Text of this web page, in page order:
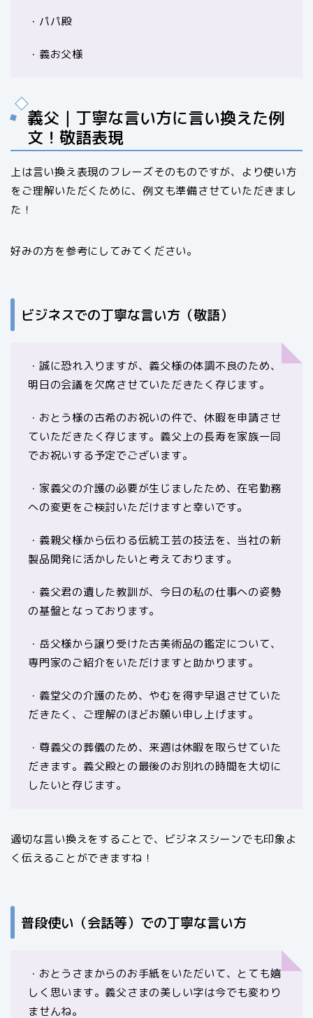
・パパ殿
・義お父様
義父｜丁寧な言い方に言い換えた例
文！敬語表現
上は言い換え表現のフレーズそのものですが、より使い方
をご理解いただくために、例文も準備させていただきまし
た！
好みの方を参考にしてみてください。
ビジネスでの丁寧な言い方（敬語）
・誠に恐れ入りますが、義父様の体調不良のため、
明日の会議を欠席させていただきたく存じます。
・おとう様の古希のお祝いの件で、休暇を申請させ
ていただきたく存じます。義父上の長寿を家族一同
でお祝いする予定でございます。
・家義父の介護の必要が生じましたため、在宅勤務
への変更をご検討いただけますと幸いです。
・義親父様から伝わる伝統工芸の技法を、当社の新
製品開発に活かしたいと考えております。
・義父君の遺した教訓が、今日の私の仕事への姿勢
の基盤となっております。
・岳父様から譲り受けた古美術品の鑑定について、
専門家のご紹介をいただけますと助かります。
・義堂父の介護のため、やむを得ず早退させていた
だきたく、ご理解のほどお願い申し上げます。
・尊義父の葬儀のため、来週は休暇を取らせていた
だきます。義父殿との最後のお別れの時間を大切に
したいと存じます。
適切な言い換えをすることで、ビジネスシーンでも印象よ
く伝えることができますね！
普段使い（会話等）での丁寧な言い方
・おとうさまからのお手紙をいただいて、とても嬉
しく思います。義父さまの美しい字は今でも変わり
ませんね。